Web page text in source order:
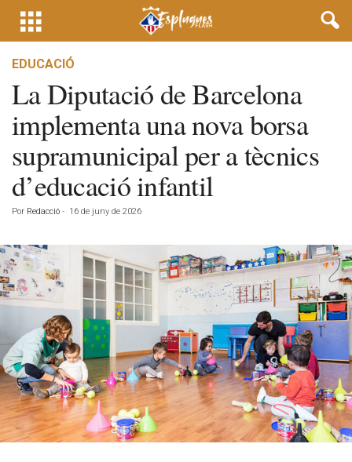
EDUCACIÓ
La Diputació de Barcelona
implementa una nova borsa
supramunicipal per a tècnics
d’educació infantil
Por Redacció - 16 de juny de 2026